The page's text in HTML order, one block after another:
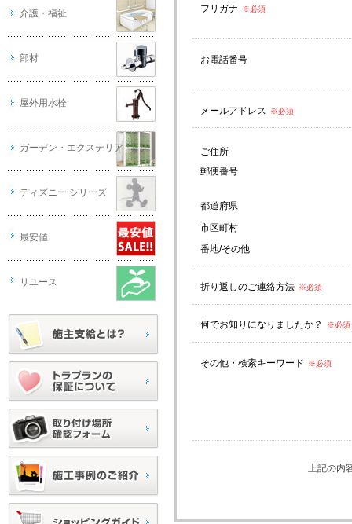
介護・福祉
部材
屋外用水栓
ガーデン・エクステリア
ディズニー シリーズ
最安値
リユース
フリガナ ※必須
お電話番号
メールアドレス ※必須
ご住所
郵便番号
都道府県
市区町村
番地/その他
折り返しのご連絡方法 ※必須
何でお知りになりましたか？ ※必須
その他・検索キーワード ※必須
上記の